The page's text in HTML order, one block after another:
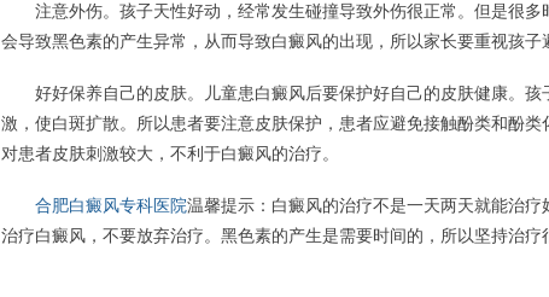
注意外伤。孩子天性好动，经常发生碰撞导致外伤很正常。但是很多
会导致黑色素的产生异常，从而导致白癜风的出现，所以家长要重视孩子
好好保养自己的皮肤。儿童患白癜风后要保护好自己的皮肤健康。孩
激，使白斑扩散。所以患者要注意皮肤保护，患者应避免接触酚类和酚
对患者皮肤刺激较大，不利于白癜风的治疗。
合肥白癜风专科医院温馨提示：白癜风的治疗不是一天两天就能治
治疗白癜风，不要放弃治疗。黑色素的产生是需要时间的，所以坚持治疗